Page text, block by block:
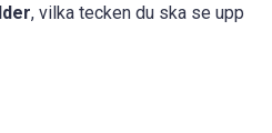
, vilka tecken du ska se upp